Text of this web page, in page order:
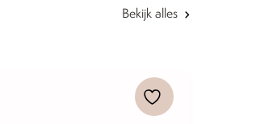
Bekijk alles